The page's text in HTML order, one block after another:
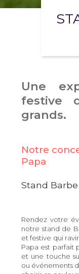
Une
festive
grands.
Notre
Papa
Stand
Rendez votre
notre stand de
et festive qui
Papa est parfait
et une touche
ou événements